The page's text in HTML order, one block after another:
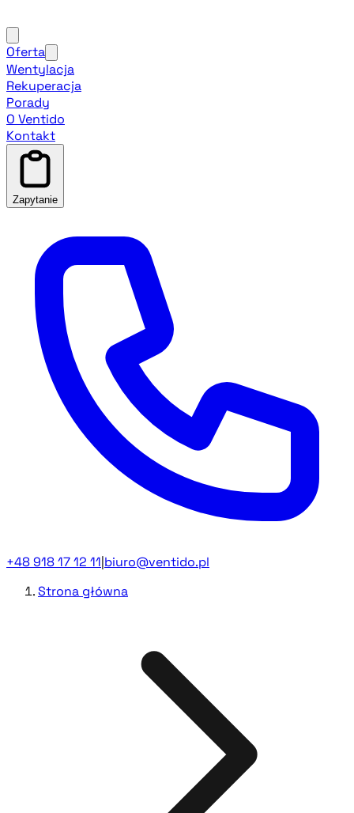
Oferta
Wentylacja
Rekuperacja
Porady
O Ventido
Kontakt
Zapytanie
+48 918 17 12 11 biuro@ventido.pl
Strona główna